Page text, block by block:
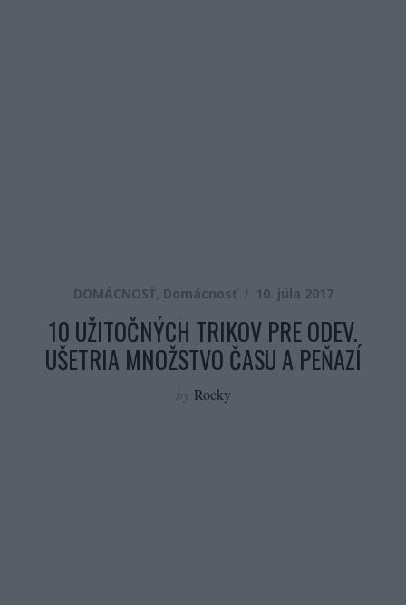
DOMÁCNOSŤ, Domácnosť 10. júla 2017
10 UŽITOČNÝCH TRIKOV PRE ODEV.
UŠETRIA MNOŽSTVO ČASU A PEŇAZÍ
by Rocky